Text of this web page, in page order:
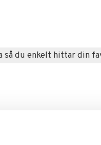
så du enkelt hittar din